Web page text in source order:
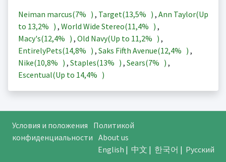
Neiman marcus(7% ) , Target(13,5% ) , Ann Taylor(Up
to 13,2% ) , World Wide Stereo(11,4% ) ,
Macy's(12,4% ) , Old Navy(Up to 11,2% ) ,
EntirelyPets(14,8% ) , Saks Fifth Avenue(12,4% ) ,
Nike(10,8% ) , Staples(13% ) , Sears(7% ) ,
Escentual(Up to 14,4% )
Условия и положения
Политикой
конфиденциальности About us
English | 中文 | 한국어 | Русский